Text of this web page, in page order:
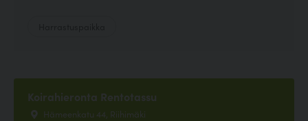
Koirahieronta Rentotassu
Hämeenkatu 44, Riihimäki